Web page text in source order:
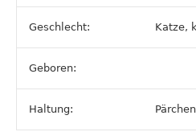
Geschlecht: Katze,
Geboren:
Haltung: Pärchen